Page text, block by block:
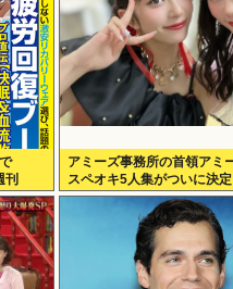
万バ
アミーズ事務所の首領アミ
スペオキ5人集がついに決